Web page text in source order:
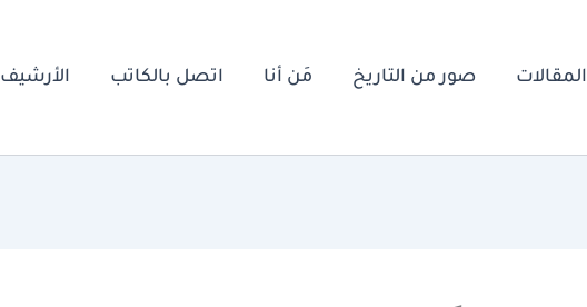
المقالات صور من التاريخ مَن أنا اتصل بالكاتب الأرشيف